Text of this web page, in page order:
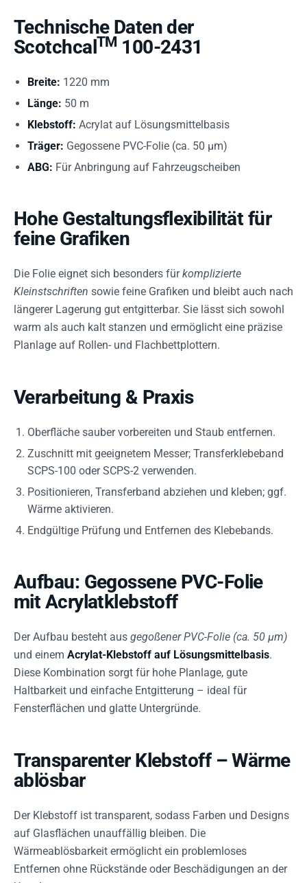
Technische Daten der
ScotchcalTM 100-2431
Breite: 1220 mm
Länge: 50 m
Klebstoff: Acrylat auf Lösungsmittelbasis
Träger: Gegossene PVC-Folie (ca. 50 µm)
ABG: Für Anbringung auf Fahrzeugscheiben
Hohe Gestaltungsflexibilität für
feine Grafiken
Die Folie eignet sich besonders fürkomplizierte
Kleinstschriften sowie feine Grafiken und bleibt auch nach
längerer Lagerung gut entgitterbar. Sie lässt sich sowohl
warm als auch kalt stanzen und ermöglicht eine präzise
Planlage auf Rollen- und Flachbettplottern.
Verarbeitung & Praxis
Oberfläche sauber vorbereiten und Staub entfernen.
Zuschnitt mit geeignetem Messer; Transferklebeband
SCPS-100 oder SCPS-2 verwenden.
Positionieren, Transferband abziehen und kleben; ggf.
Wärme aktivieren.
Endgültige Prüfung und Entfernen des Klebebands.
Aufbau: Gegossene PVC-Folie
mit Acrylatklebstoff
Der Aufbau besteht aus gegoßener PVC-Folie (ca. 50 µm)
und einem Acrylat-Klebstoff auf Lösungsmittelbasis.
Diese Kombination sorgt für hohe Planlage, gute
Haltbarkeit und einfache Entgitterung – ideal für
Fensterflächen und glatte Untergründe.
Transparenter Klebstoff – Wärme
ablösbar
Der Klebstoff ist transparent, sodass Farben und Designs
auf Glasflächen unauffällig bleiben. Die
Wärmeablösbarkeit ermöglicht ein problemloses
Entfernen ohne Rückstände oder Beschädigungen an der